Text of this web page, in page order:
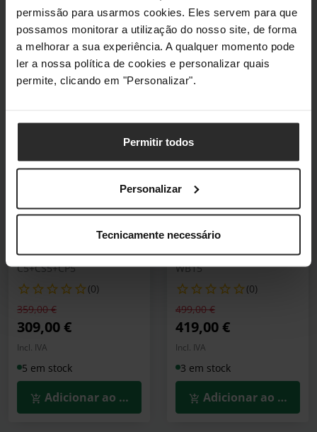
permissão para usarmos cookies. Eles servem para que
possamos monitorar a utilização do nosso site, de forma
a melhorar a sua experiência. A qualquer momento pode
ler a nossa política de cookies e personalizar quais
permite, clicando em "Personalizar".
Permitir todos
Personalizar
Tecnicamente necessário
Cammus
9 resultados
Summer Sales
Conjunto Cammus C5
(Volante e Base 5Nm +
Pedais CP5 + Suporte
C5+CS5+CP5
(0)
Preço reduzido de
359,00 €para
309,00 €
Incl. IVA
5 em stock
Adicionar ao Carrinho
Summer Sales
Base Volante Direct
Drive Cammus Direct
Drive Wheelbase
WB15
(0)
Preço reduzido de
499,00 €para
419,00 €
Incl. IVA
3 em stock
Adicionar ao